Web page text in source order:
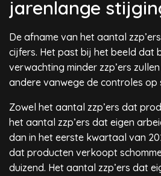
jarenlange
De afname van het aantal
cijfers. Het past bij het beeld dat
verwachting minder zzp’ers
andere vanwege de controles op
Zowel het aantal zzp’ers dat
het aantal zzp’ers dat eigen
dan in het eerste kwartaal van
dat producten verkoopt
duizend. Het aantal zzp’ers dat